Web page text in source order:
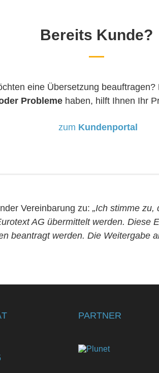
Bereits Kunde?
eine Übersetzung
Problemehaben, hilft Ihnen Ihr
zum Kundenportal
Vereinbarung zu: „Ich stimme
AG übermittelt werden. Diese
beantragt werden. Die Weitergabe
PARTNER